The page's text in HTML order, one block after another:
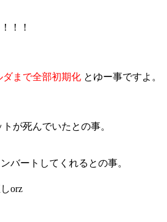
！！
まで全部初期化 とゆー事ですよ。
が死んでいたとの事。
バートしてくれるとの事。
orz